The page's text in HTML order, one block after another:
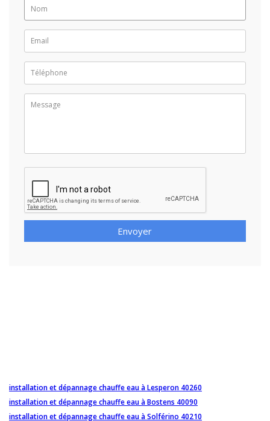
Envoyer
installation et dépannage chauffe eau à Lesperon 40260
installation et dépannage chauffe eau à Bostens 40090
installation et dépannage chauffe eau à Solférino 40210